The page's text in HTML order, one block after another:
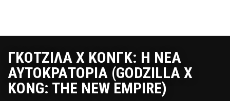
ΓΚΟΤΖΙΛΑ X ΚΟΝΓΚ: Η ΝΕΑ
ΑΥΤΟΚΡΑΤΟΡΙΑ (GODZILLA X
KONG: THE NEW EMPIRE)